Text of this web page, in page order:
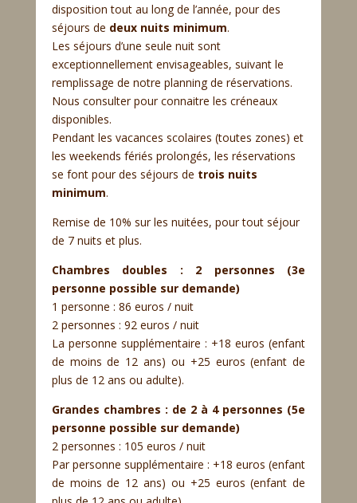
disposition tout au long de l’année, pour des
séjours de deux nuits minimum.
Les séjours d’une seule nuit sont
exceptionnellement envisageables, suivant le
remplissage de notre planning de réservations.
Nous consulter pour connaitre les créneaux
disponibles.
Pendant les vacances scolaires (toutes zones) et
les weekends fériés prolongés, les réservations
se font pour des séjours de trois nuits
minimum.
Remise de 10% sur les nuitées, pour tout séjour
de 7 nuits et plus.
Chambres doubles : 2 personnes (3e
personne possible sur demande)
1 personne : 86 euros / nuit
2 personnes : 92 euros / nuit
La personne supplémentaire : +18 euros (enfant
de moins de 12 ans) ou +25 euros (enfant de
plus de 12 ans ou adulte).
Grandes chambres : de 2 à 4 personnes (5e
personne possible sur demande)
2 personnes : 105 euros / nuit
Par personne supplémentaire : +18 euros (enfant
de moins de 12 ans) ou +25 euros (enfant de